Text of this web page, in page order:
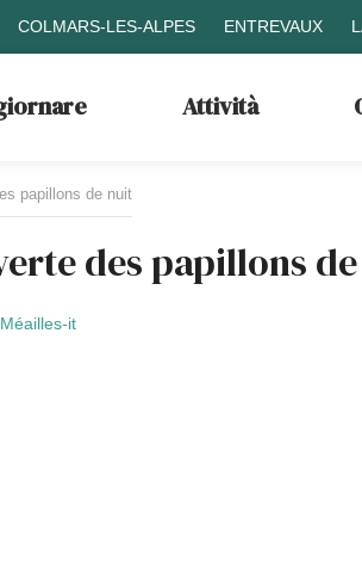
COLMARS-LES-ALPES ENTREVAUX
Attività
papillons de nuit
des papillons